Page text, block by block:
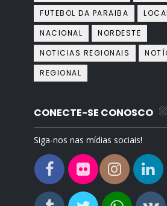
FUTEBOL DA PARAIBA
NACIONAL
NORDESTE
NOTICIAS REGIONAIS
REGIONAL
CONECTE-SE CONOSCO
Siga-nos nas mídias sociais!